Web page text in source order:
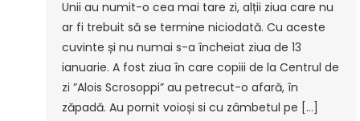
Unii au numit-o cea mai tare zi, alții ziua care nu
ar fi trebuit să se termine niciodată. Cu aceste
cuvinte și nu numai s-a încheiat ziua de 13
ianuarie. A fost ziua în care copiii de la Centrul de
zi ”Alois Scrosoppi” au petrecut-o afară, în
zăpadă. Au pornit voioși si cu zâmbetul pe […]